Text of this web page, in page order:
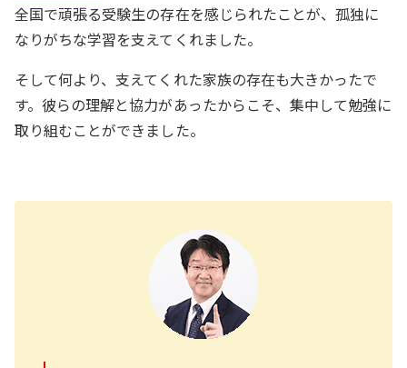
全国で頑張る受験生の存在を感じられたことが、孤独に
なりがちな学習を支えてくれました。
そして何より、支えてくれた家族の存在も大きかったで
す。彼らの理解と協力があったからこそ、集中して勉強に
取り組むことができました。